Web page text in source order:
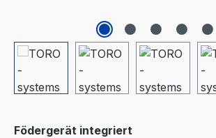
Födergerät integriert